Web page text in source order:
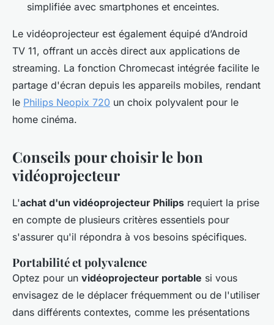
simplifiée avec smartphones et enceintes.
Le vidéoprojecteur est également équipé d’Android
TV 11, offrant un accès direct aux applications de
streaming. La fonction Chromecast intégrée facilite le
partage d'écran depuis les appareils mobiles, rendant
le Philips Neopix 720 un choix polyvalent pour le
home cinéma.
Conseils pour choisir le bon
vidéoprojecteur
L'achat d'un vidéoprojecteur Philips requiert la prise
en compte de plusieurs critères essentiels pour
s'assurer qu'il répondra à vos besoins spécifiques.
Portabilité et polyvalence
Optez pour un vidéoprojecteur portable si vous
envisagez de le déplacer fréquemment ou de l'utiliser
dans différents contextes, comme les présentations